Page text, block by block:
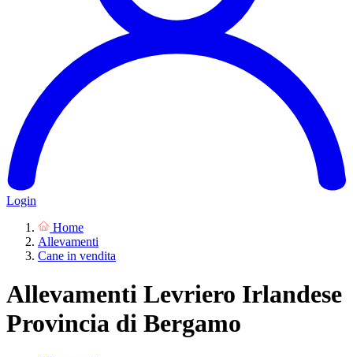
Login
Home
Allevamenti
Cane in vendita
Allevamenti Levriero Irlandese
Provincia di Bergamo